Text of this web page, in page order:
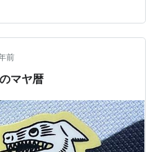
LimitedISO800 , 1/40s,
から出発。 日の出山へ向か
蔵御嶽神社と御岳山山頂。
前
マヤ暦